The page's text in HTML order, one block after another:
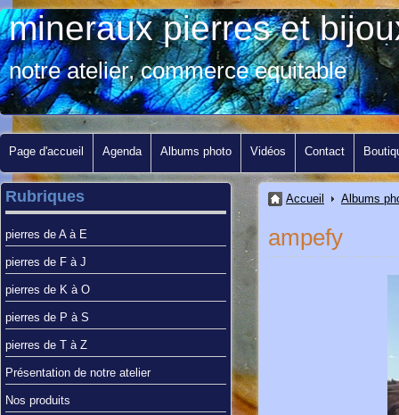
mineraux pierres et
notre atelier, commerce equitable
Page d'accueil Agenda Albums photo Vidéos Contact
Accueil Albums
ampefy
Rubriques
pierres de A à E
pierres de F à J
pierres de K à O
pierres de P à S
pierres de T à Z
Présentation de notre atelier
Nos produits